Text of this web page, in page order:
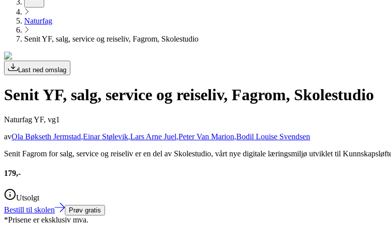
Naturfag
Senit YF, salg, service og reiseliv, Fagrom, Skolestudio
Last ned omslag
Senit YF, salg, service og reiseliv, Fagrom, Skolestudio
Naturfag YF, vg1
avOla Bøkseth Jermstad,Einar Stølevik,Lars Arne Juel,Peter Van Marion,Bodil Louise Svendsen
Senit Fagrom for salg, service og reiseliv er en del av Skolestudio, vårt nye digitale læringsmiljø utviklet til
179,-
Utsolgt
Bestill til skolen
Prøv gratis
*Prisene er eksklusiv mva.